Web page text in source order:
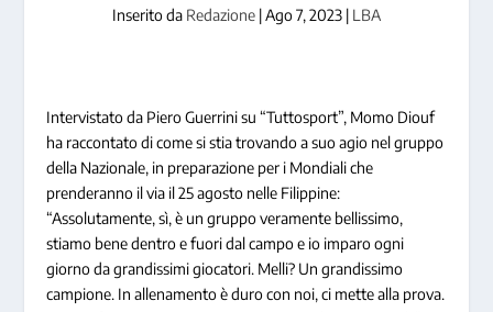
Inserito da Redazione |Ago 7, 2023 | LBA
Intervistato da Piero Guerrini su “Tuttosport”, Momo Diouf
ha raccontato di come si stia trovando a suo agio nel gruppo
della Nazionale, in preparazione per i Mondiali che
prenderanno il via il 25 agosto nelle Filippine:
“Assolutamente, sì, è un gruppo veramente bellissimo,
stiamo bene dentro e fuori dal campo e io imparo ogni
giorno da grandissimi giocatori. Melli? Un grandissimo
campione. In allenamento è duro con noi, ci mette alla prova.